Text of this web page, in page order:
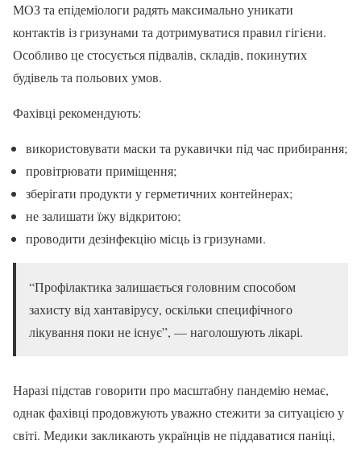
МОЗ та епідеміологи радять максимально уникати
контактів із гризунами та дотримуватися правил гігієни.
Особливо це стосується підвалів, складів, покинутих
будівель та польових умов.
Фахівці рекомендують:
використовувати маски та рукавички під час прибирання;
провітрювати приміщення;
зберігати продукти у герметичних контейнерах;
не залишати їжу відкритою;
проводити дезінфекцію місць із гризунами.
“Профілактика залишається головним способом
захисту від хантавірусу, оскільки специфічного
лікування поки не існує”, — наголошують лікарі.
Наразі підстав говорити про масштабну пандемію немає,
однак фахівці продовжують уважно стежити за ситуацією у
світі. Медики закликають українців не піддаватися паніці,